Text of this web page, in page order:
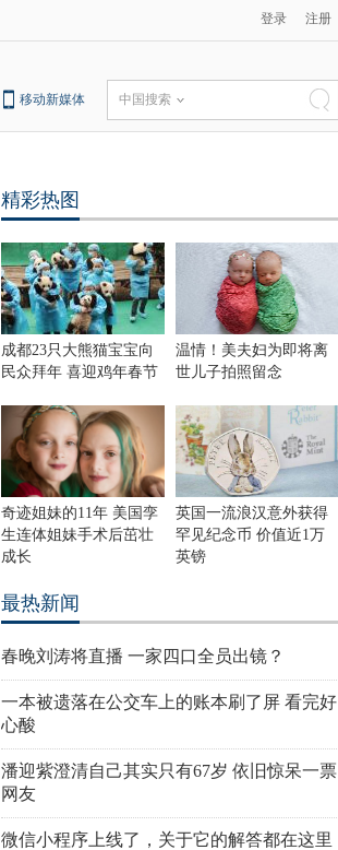
登录 注册
移动新媒体 中国搜索
精彩热图
成都23只大熊猫宝宝向
民众拜年 喜迎鸡年春节
温情！美夫妇为即将离
世儿子拍照留念
奇迹姐妹的11年 美国孪
生连体姐妹手术后茁壮
成长
英国一流浪汉意外获得
罕见纪念币 价值近1万
英镑
最热新闻
春晚刘涛将直播 一家四口全员出镜？
一本被遗落在公交车上的账本刷了屏 看完好
心酸
潘迎紫澄清自己其实只有67岁 依旧惊呆一票
网友
微信小程序上线了，关于它的解答都在这里